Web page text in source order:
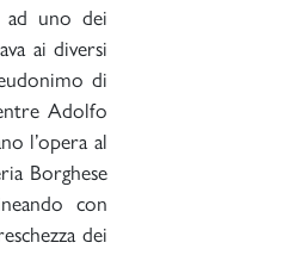
ad uno dei
ai diversi
di
Adolfo
l’opera al
Borghese
con
dei